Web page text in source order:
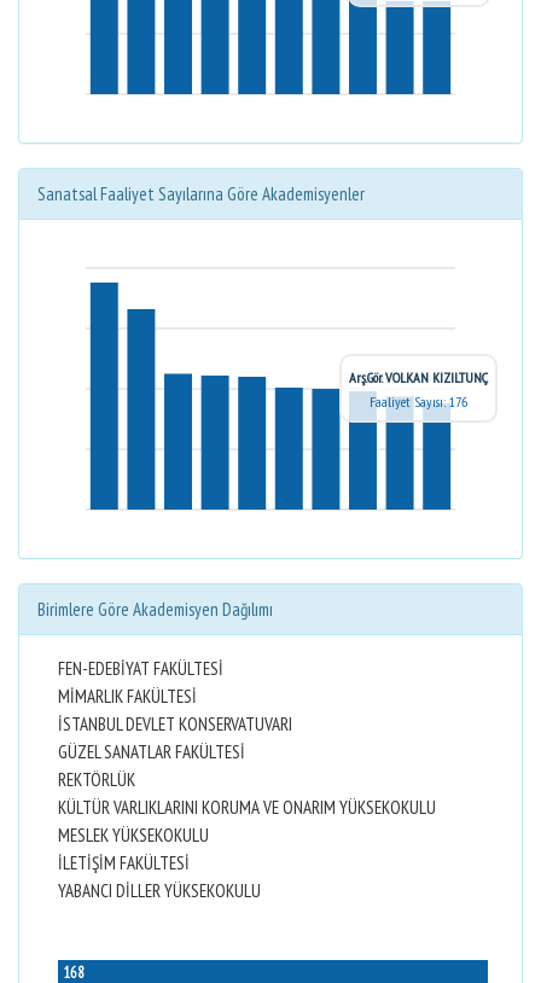
Sanatsal Faaliyet Sayılarına Göre Akademisyenler
Arş.Gör. VOLKAN KIZILTUNÇ
Faaliyet Sayısı: 176
Birimlere Göre Akademisyen Dağılımı
FEN-EDEBİYAT FAKÜLTESİ
MİMARLIK FAKÜLTESİ
İSTANBUL DEVLET KONSERVATUVARI
GÜZEL SANATLAR FAKÜLTESİ
REKTÖRLÜK
KÜLTÜR VARLIKLARINI KORUMA VE ONARIM YÜKSEKOKULU
MESLEK YÜKSEKOKULU
İLETİŞİM FAKÜLTESİ
YABANCI DİLLER YÜKSEKOKULU
168